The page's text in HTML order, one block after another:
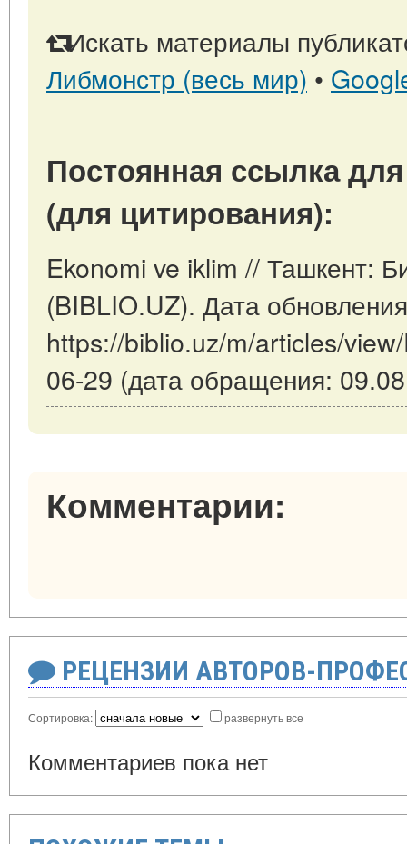
Искать материалы
Либмонстр (весь мир) •
Постоянная ссылка
(для цитирования):
Ekonomi ve iklim // Ташкент:
(BIBLIO.UZ). Дата
https://biblio.uz/m/articles/
06-29 (дата обращения:
Комментарии:
РЕЦЕНЗИИ АВТОРОВ-
Сортировка: развернуть все
Комментариев пока нет